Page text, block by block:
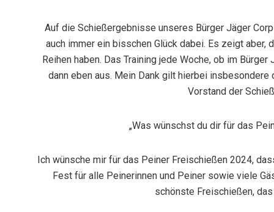
Auf die Schießergebnisse unseres Bürger Jäger
auch immer ein bisschen Glück dabei. Es zeigt aber,
Reihen haben. Das Training jede Woche, ob im
dann eben aus. Mein Dank gilt hierbei
Vorstand der
„Was wünschst du dir für das
Ich wünsche mir für das Peiner Freischießen 2024,
Fest für alle Peinerinnen und Peiner sowie viele
schönste Freischießen,